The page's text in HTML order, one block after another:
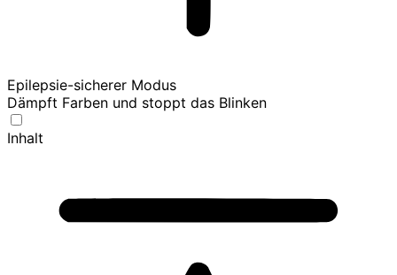
Epilepsie-sicherer Modus
Dämpft Farben und stoppt das Blinken
Inhalt